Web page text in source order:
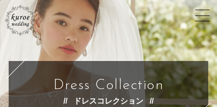
Dress Collection
ドレスコレクション